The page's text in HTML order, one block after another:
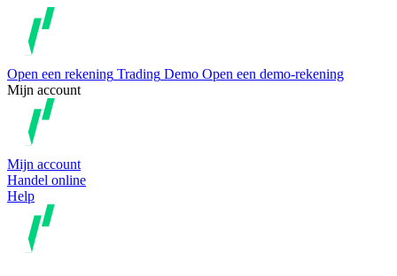
Open een rekening Trading Demo Open een demo-rekening
Mijn account
Mijn account
Handel online
Help